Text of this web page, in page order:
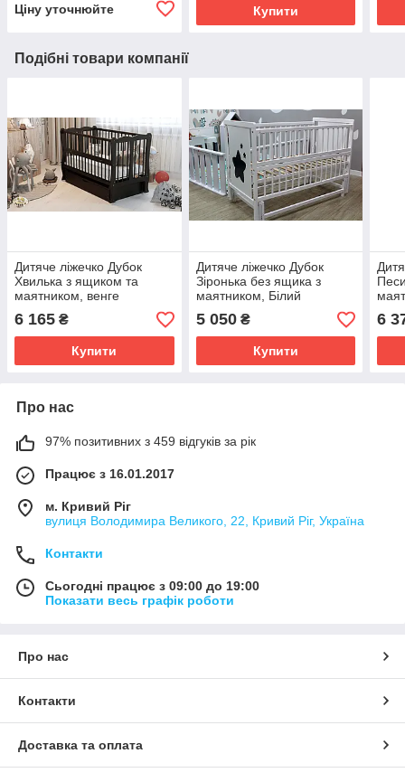
Ціну уточнюйте Купити
Подібні товари компанії
Дитяче ліжечко Дубок
Хвилька з ящиком та
маятником, венге
6 165 ₴
Купити
Дитяче ліжечко Дубок
Зіронька без ящика з
маятником, Білий
5 050₴
Купити
6
Про нас
97% позитивних з 459 відгуків за рік
Працює з 16.01.2017
м. Кривий Ріг
вулиця Володимира Великого, 22, Кривий Ріг, Україна
Контакти
Сьогодні працює з 09:00 до 19:00
Показати весь графік роботи
Про нас
Контакти
Доставка та оплата